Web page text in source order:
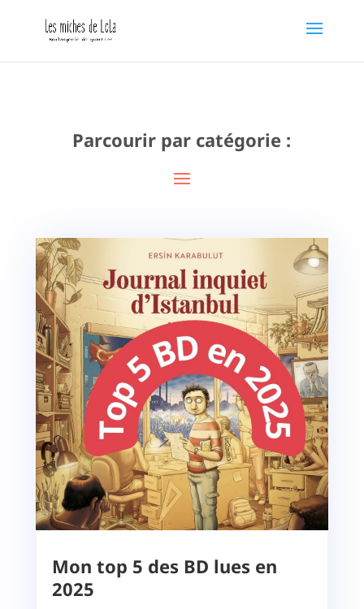
Parcourir par catégorie :
Mon top 5 des BD lues en
2025